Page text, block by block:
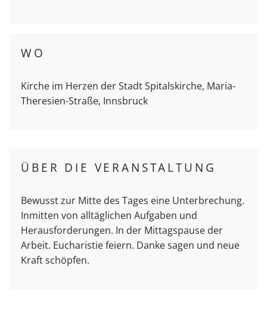
WO
Kirche im Herzen der Stadt Spitalskirche, Maria-
Theresien-Straße, Innsbruck
ÜBER DIE VERANSTALTUNG
Bewusst zur Mitte des Tages eine Unterbrechung.
Inmitten von alltäglichen Aufgaben und
Herausforderungen. In der Mittagspause der
Arbeit. Eucharistie feiern. Danke sagen und neue
Kraft schöpfen.